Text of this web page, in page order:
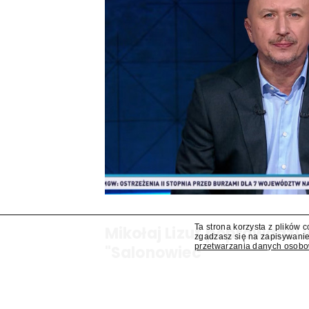
Mikołaj Lizut
"Salonowiec"
Ta strona korzysta z plików
zgadzasz się na
przetwarzania danych